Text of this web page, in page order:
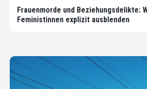
Frauenmorde und Beziehungsdelikte:
Feministinnen explizit ausblenden